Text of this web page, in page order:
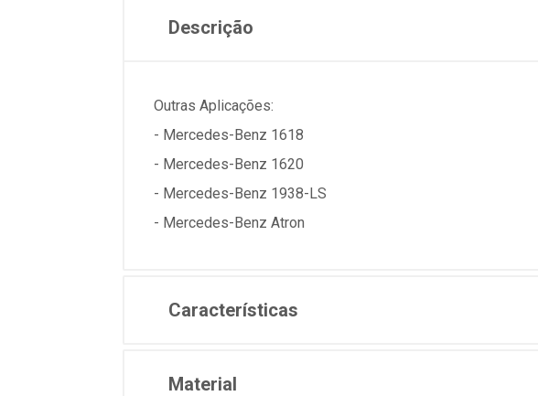
Descrição
Outras Aplicações:
- Mercedes-Benz 1618
- Mercedes-Benz 1620
- Mercedes-Benz 1938-LS
- Mercedes-Benz Atron
Características
Material